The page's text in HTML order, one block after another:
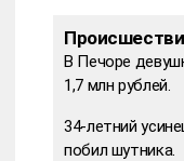
В Печоре
1,7 млн рублей.
34-летний
побил шутника.